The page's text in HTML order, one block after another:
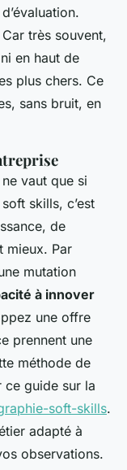
Car très souvent,
en haut de
plus chers. Ce
sans bruit, en
vaut que si
skills, c’est
de
mieux. Par
mutation
à innover
une offre
prennent une
méthode de
ce guide sur la
soft-skills.
adapté à
observations.